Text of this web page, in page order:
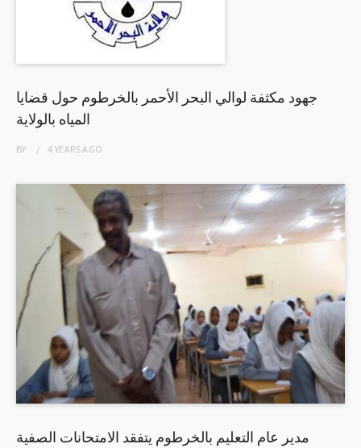
جهود مكثفة لوالي البحر الأحمر بالخرطوم حول قضايا
المياه بالولاية
BY 4 YEARSAGO
مدير عام التعليم بالخرطوم يتفقد الامتحانات الصفية